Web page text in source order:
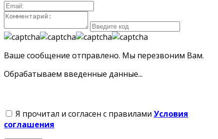
Ваше сообщение отправлено. Мы перезвоним Вам.
Обрабатываем введенные данные...
Я прочитал и согласен с правилами Условия
соглашения